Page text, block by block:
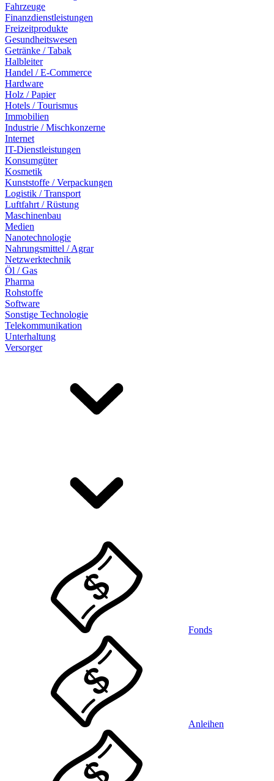
Fahrzeuge
Finanzdienstleistungen
Freizeitprodukte
Gesundheitswesen
Getränke / Tabak
Halbleiter
Handel / E-Commerce
Hardware
Holz / Papier
Hotels / Tourismus
Immobilien
Industrie / Mischkonzerne
Internet
IT-Dienstleistungen
Konsumgüter
Kosmetik
Kunststoffe / Verpackungen
Logistik / Transport
Luftfahrt / Rüstung
Maschinenbau
Medien
Nanotechnologie
Nahrungsmittel / Agrar
Netzwerktechnik
Öl / Gas
Pharma
Rohstoffe
Software
Sonstige Technologie
Telekommunikation
Unterhaltung
Versorger
Fonds
Anleihen